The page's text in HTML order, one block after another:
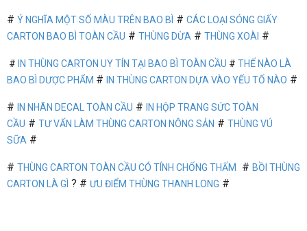
# Ý NGHĨA MỘT SỐ MÀU TRÊN BAO BÌ # CÁC LOẠI SÓNG GIẤY
CARTON BAO BÌ TOÀN CẦU # THÙNG DỪA # THÙNG XOÀI #
# IN THÙNG CARTON UY TÍN TẠI BAO BÌ TOÀN CẦU # THẾ NÀO LÀ
BAO BÌ DƯỢC PHẨM # IN THÙNG CARTON DỰA VÀO YẾU TỐ NÀO #
# IN NHÃN DECAL TOÀN CẦU #
IN HỘP TRANG SỨC TOÀN
CẦU # TƯ VẤN LÀM THÙNG CARTON NÔNG SẢN # THÙNG VÚ
SỮA #
# THÙNG CARTON TOÀN CẦU CÓ TÍNH CHỐNG THẤM # BỒI THÙNG
CARTON LÀ GÌ ? # ƯU ĐIỂM THÙNG THANH LONG #